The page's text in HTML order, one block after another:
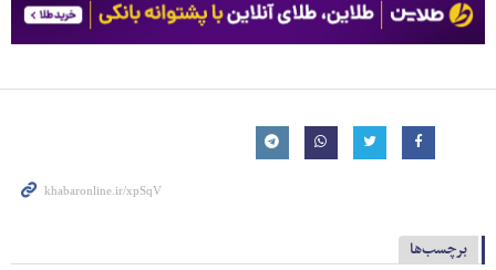
برچسب‌ها